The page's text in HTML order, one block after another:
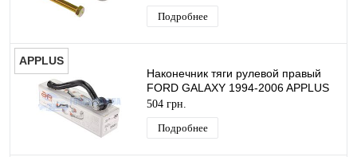
Подробнее
APPLUS
Наконечник тяги рулевой правый
FORD GALAXY 1994-2006 APPLUS
504 грн.
Подробнее